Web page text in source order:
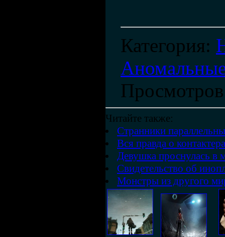
Категория:
Просмотров
Читайте также:
Странники
Вся правда о
Девушка проснулась в
Свидетельство об
Монстры из другого